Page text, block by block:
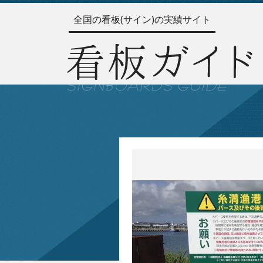
全国の看板(サイン)の実績サイト